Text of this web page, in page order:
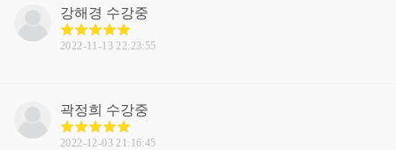
강해경 수강중
2022-11-13 22:23:55
곽정희 수강중
2022-12-03 21:16:45